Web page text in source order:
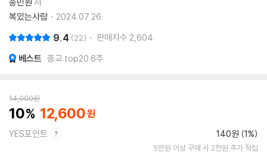
복있는사람
2024.07.26.
9.4 22 판매지수 2,604
베스트 종교 top20 6주
14,000원
10 12,600
YES포인트 140원 (1%)
5만원 이상 구매 시 2천원 추가 적립